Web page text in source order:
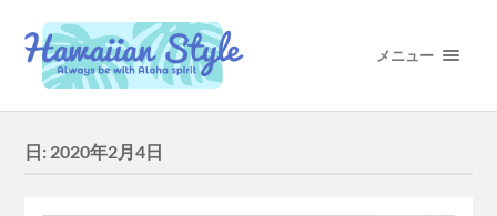
メニュー
日: 2020年2月4日